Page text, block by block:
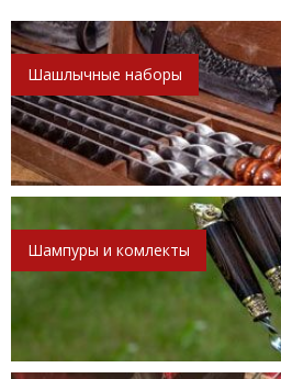
Шашлычные наборы
Шампуры и комлекты